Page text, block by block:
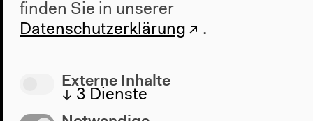
finden Sie in unserer
Datenschutzerklärung
.
Externe Inhalte
↓ 3 Dienste